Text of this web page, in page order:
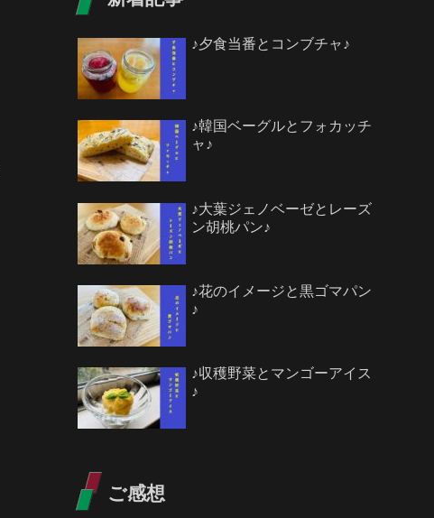
♪夕食当番とコンブチャ♪
♪韓国ベーグルとフォカッチ
ャ♪
♪大葉ジェノベーゼとレーズ
ン胡桃パン♪
♪花のイメージと黒ゴマパン
♪
♪収穫野菜とマンゴーアイス
♪
ご感想